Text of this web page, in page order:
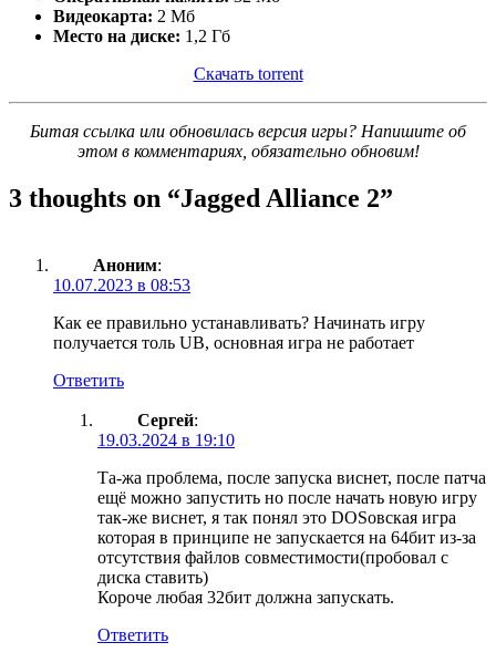
Видеокарта: 2 Мб
Место на диске: 1,2 Гб
Скачать torrent
Битая ссылка или обновилась версия игры? Напишите об
этом в комментариях, обязательно обновим!
3 thoughts on “Jagged Alliance 2”
Аноним:
10.07.2023 в 08:53
Как ее правильно устанавливать? Начинать игру
получается толь UB, основная игра не работает
Ответить
Сергей:
19.03.2024 в 19:10
Та-жа проблема, после запуска виснет, после патча
ещё можно запустить но после начать новую игру
так-же виснет, я так понял это DOSовская игра
которая в принципе не запускается на 64бит из-за
отсутствия файлов совместимости(пробовал с
диска ставить)
Короче любая 32бит должна запускать.
Ответить